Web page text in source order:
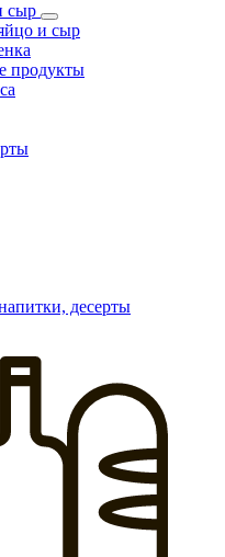
сыр
и сыр
продукты
десерты